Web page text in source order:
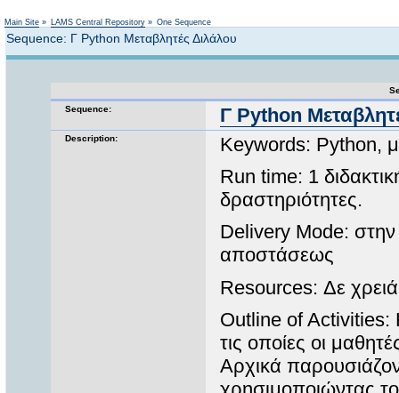
Main Site » LAMS Central Repository » One Sequence
Sequence: Γ Python Μεταβλητές Διλάλου
Sequence:
Γ Python
Description:
Keywords: Python,
Run time: 1
δραστηριότητες.
Delivery Mode: στην
αποστάσεως
Resources: Δε
Outline of Activities:
τις οποίες οι
Αρχικά